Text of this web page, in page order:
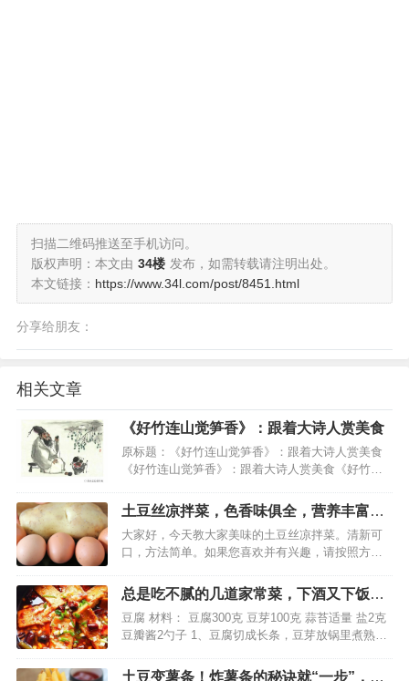
扫描二维码推送至手机访问。
版权声明：本文由 34楼 发布，如需转载请注明出处。
本文链接： https://www.34l.com/post/8451.html
分享给朋友：
相关文章
《好竹连山觉笋香》：跟着大诗人赏美食
原标题：《好竹连山觉笋香》：跟着大诗人赏美食
《好竹连山觉笋香》：跟着大诗人赏美食《好竹连
土豆丝凉拌菜，色香味俱全，营养丰富，
做法简单易学，来试试吧
大家好，今天教大家美味的土豆丝凉拌菜。清新可
口，方法简单。如果您喜欢并有兴趣，请按照方法
胡萝卜、鸡蛋、白洋葱、大蒜、青椒、盐、糖、生
抽、陈醋、热油、蚝油。【基本步骤】1、首先我们
将土豆去皮，然后切…
总是吃不腻的几道家常菜，下酒又下饭两
不误，一举两得很实惠
豆腐 材料： 豆腐300克 豆芽100克 蒜苔适量 盐2克
豆瓣酱2勺子 1、豆腐切成长条，豆芽放锅里煮熟
好的豆芽倒入盆里 5、锅里加入油加入豆瓣酱炒出红
土豆变​薯条！炸薯条的秘诀就“一步”，薯